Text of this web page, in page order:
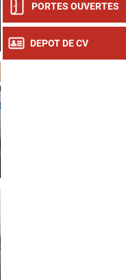
PORTES OUVERTES
DEPOT DE CV